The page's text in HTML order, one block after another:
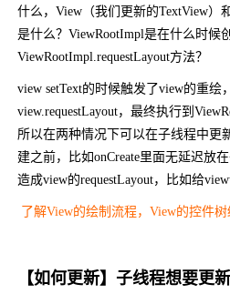
什么，View（我们更新的TextView）
是什么？ViewRootImpl是在什么时候
ViewRootImpl.requestLayout方法？
view setText的时候触发了view的重绘
view.requestLayout，最终执行到
所以在两种情况下可以在子线程中更
建之前，比如onCreate里面无延迟放
造成view的requestLayout，比如给
了解View的绘制流程，View的控件树
【如何更新】子线程想要更